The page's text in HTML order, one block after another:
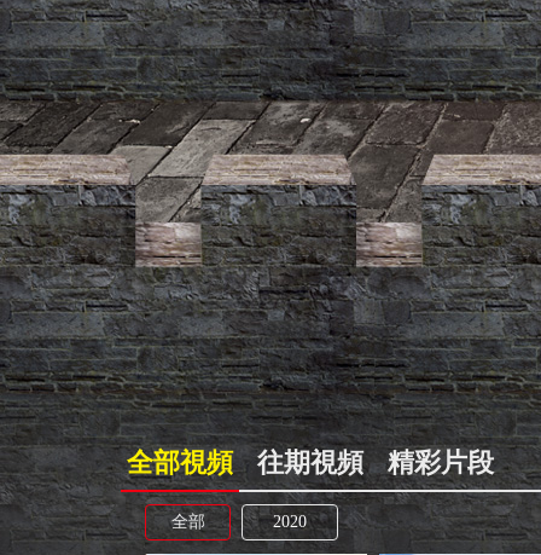
全部視頻 往期視頻 精彩片段
全部 2020